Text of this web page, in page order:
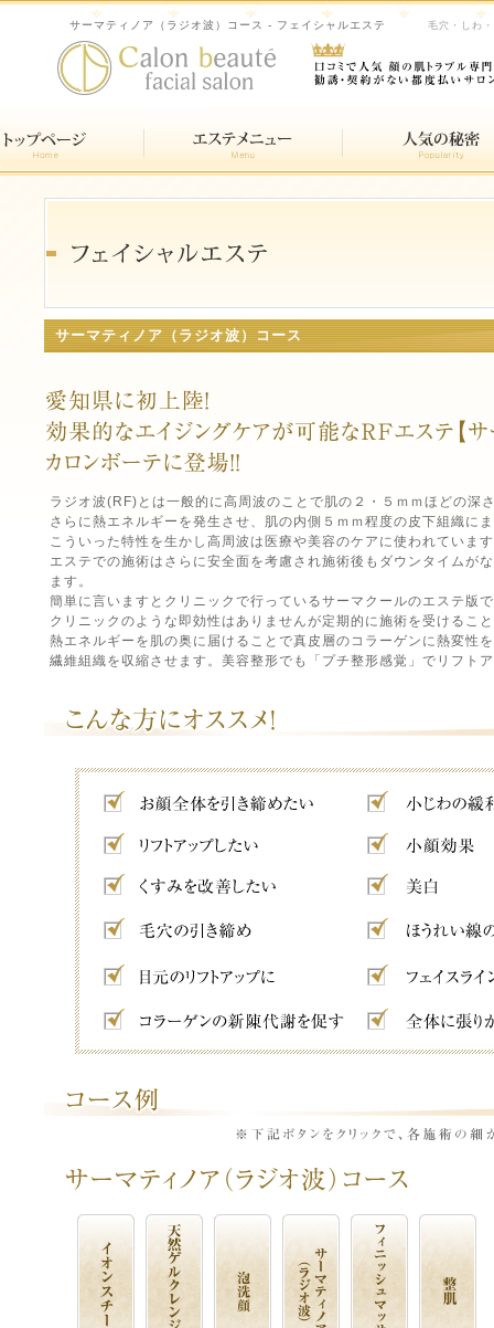
サーマティノア（ラジオ波）コース - フェイシャルエステ 毛穴・しわ
サーマティノア（ラジオ波）コース
ラジオ波(RF)とは一般的に高周波のことで肌の２・５ｍｍほどの深
さらに熱エネルギーを発生させ、肌の内側５ｍｍ程度の皮下組織に
こういった特性を生かし高周波は医療や美容のケアに使われていま
エステでの施術はさらに安全面を考慮され施術後もダウンタイムが
ます。
簡単に言いますとクリニックで行っているサーマクールのエステ版
クリニックのような即効性はありませんが定期的に施術を受けるこ
熱エネルギーを肌の奥に届けることで真皮層のコラーゲンに熱変性
繊維組織を収縮させます。美容整形でも「プチ整形感覚」でリフト